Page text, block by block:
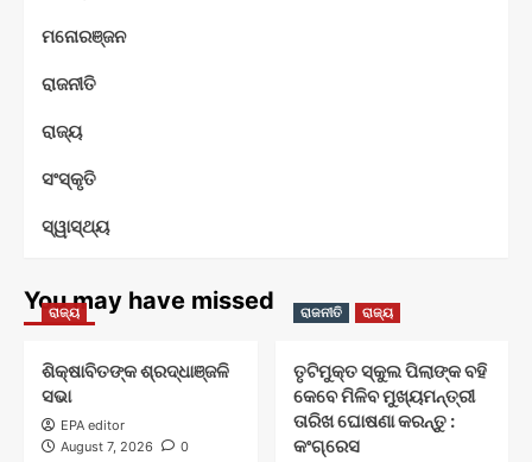
ମନୋରଞ୍ଜନ
ରାଜନୀତି
ରାଜ୍ୟ
ସଂସ୍କୃତି
ସ୍ୱାସ୍ଥ୍ୟ
You may have missed
ରାଜ୍ୟ
ଶିକ୍ଷାବିତଙ୍କ ଶ୍ରଦ୍ଧାଞ୍ଜଳି
ସଭା
EPA editor
August 7, 2026
0
ରାଜନୀତି ରାଜ୍ୟ
ତୃଟିମୁକ୍ତ ସ୍କୁଲ ପିଲାଙ୍କ ବହି
କେବେ ମିଳିବ ମୁଖ୍ୟମନ୍ତ୍ରୀ
ତାରିଖ ଘୋଷଣା କରନ୍ତୁ :
କଂଗ୍ରେସ